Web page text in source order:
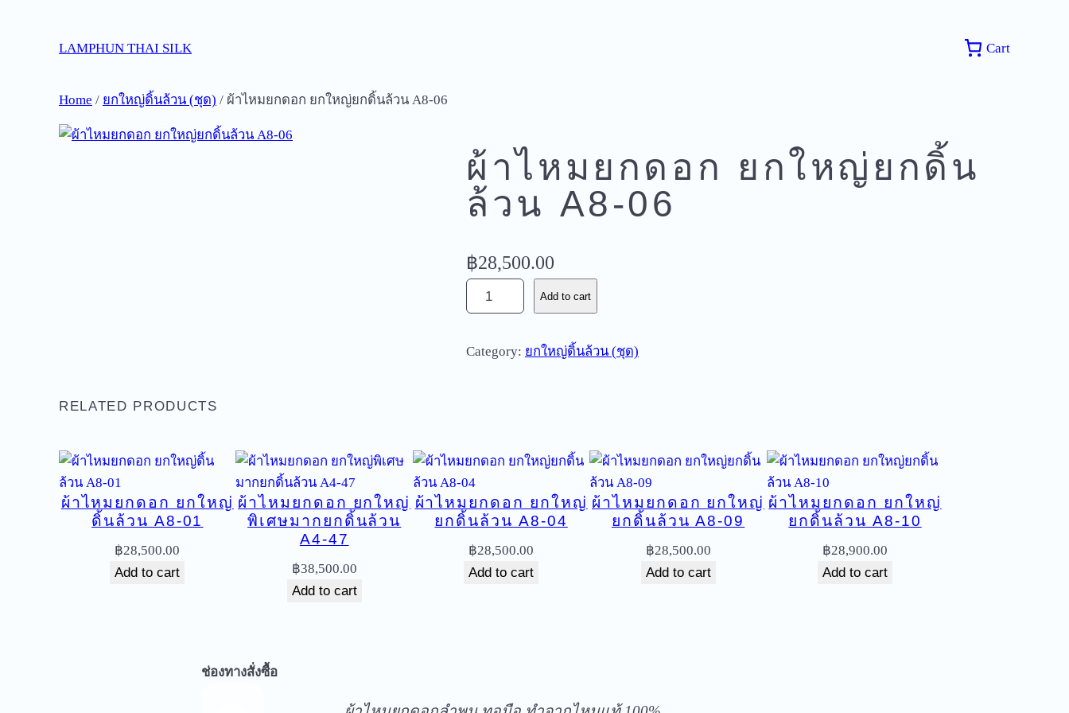
LAMPHUN THAI SILK Cart
Home / ยกใหญ่ดิ้นล้วน (ชุด) / ผ้าไหมยกดอก ยกใหญ่ยกดิ้นล้วน A8-06
ผ้าไหมยกดอก ยกใหญ่ยกดิ้น
ล้วน A8-06
฿28,500.00
า
ห
อ
ก
ย
ก
ใ
ห
Add to cart
Category: ยกใหญ่ดิ้นล้วน (ชุด)
RELATED PRODUCTS
ผ้าไหมยกดอก ยกใหญ่
ดิ้นล้วน A8-01
฿28,500.00
Add to cart
ผ้าไหมยกดอก ยกใหญ่
พิเศษมากยกดิ้นล้วน
A4-47
฿38,500.00
Add to cart
ผ้าไหมยกดอก ยกใหญ่
ยกดิ้นล้วน A8-04
฿28,500.00
Add to cart
ผ้าไหมยกดอก ยกใหญ่
ยกดิ้นล้วน A8-09
฿28,500.00
Add to cart
ผ้าไหมยกดอก ยกใหญ่
ยกดิ้นล้วน A8-10
฿28,900.00
Add to cart
ช่องทางสั่งซื้อ